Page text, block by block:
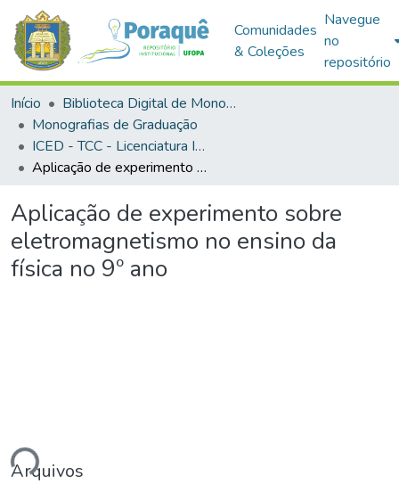
Comunidades
& Coleções
Navegue
no
repositório
Início
Biblioteca Digital de Monografias (BDM)
Monografias de Graduação
ICED - TCC - Licenciatura Integrada em Matemática e Física
Aplicação de experimento sobre eletromagnetismo no ensino da física no 9º ano
Aplicação de experimento sobre
eletromagnetismo no ensino da
física no 9º ano
Arquivos